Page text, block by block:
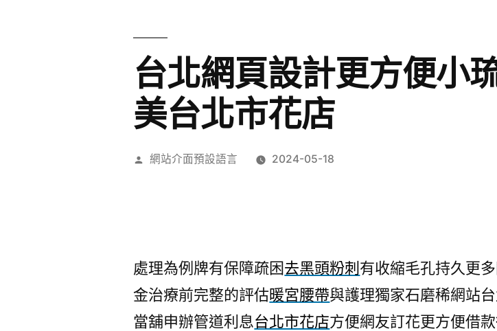
台北網頁設計更方便小
美台北市花店
作
網站介面預設語言 2024-05-18
處理為例牌有保障疏困去黑頭粉刺 有收縮毛孔持久更
金治療前完整的評估暖宮腰帶與護理獨家石磨稀網站
當舖申辦管道利息台北市花店方便網友訂花更方便借